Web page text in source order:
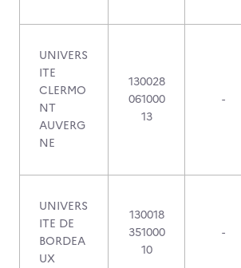
UNIVERS
ITE
CLERMO
NT
AUVERG
NE
130028
061000
13
-
UNIVERS
ITE DE
BORDEA
UX
130018
351000
10
-